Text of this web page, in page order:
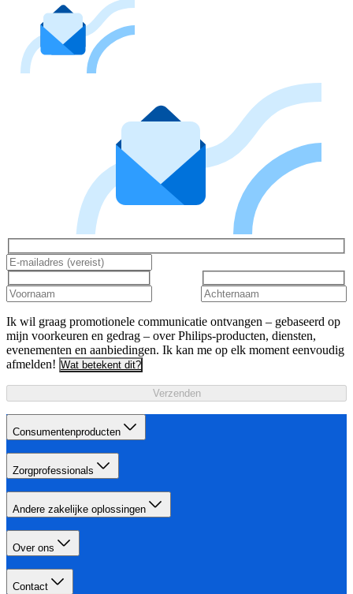
Ik wil graag promotionele communicatie ontvangen – gebaseerd op
mijn voorkeuren en gedrag – over Philips-producten, diensten,
evenementen en aanbiedingen. Ik kan me op elk moment eenvoudig
afmelden! Wat betekent dit?
Verzenden
Consumentenproducten
Zorgprofessionals
Andere zakelijke oplossingen
Over ons
Contact